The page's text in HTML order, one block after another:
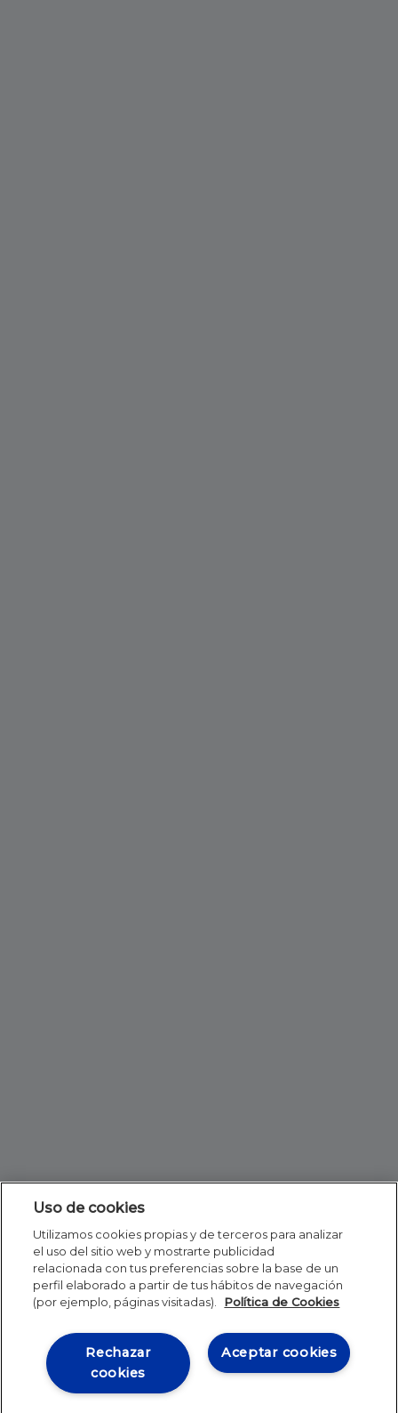
Uso de cookies
Utilizamos cookies propias y de terceros para analizar
el uso del sitio web y mostrarte publicidad
relacionada con tus preferencias sobre la base de un
perfil elaborado a partir de tus hábitos de navegación
(por ejemplo, páginas visitadas).
Política de Cookies
Aceptar cookies
Rechazar
cookies